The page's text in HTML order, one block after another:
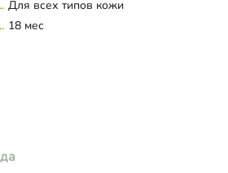
Для всех типов кожи
18 мес